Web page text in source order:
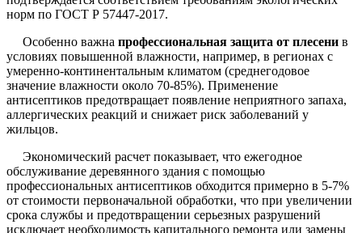
норм по ГОСТ Р 57447-2017.
Особенно важна профессиональная защита от плесени в
условиях повышенной влажности, например, в регионах с
умеренно-континентальным климатом (среднегодовое
значение влажности около 70-85%). Применение
антисептиков предотвращает появление неприятного запаха,
аллергических реакций и снижает риск заболеваний у
жильцов.
Экономический расчет показывает, что ежегодное
обслуживание деревянного здания с помощью
профессиональных антисептиков обходится примерно в 5-7%
от стоимости первоначальной обработки, что при увеличении
срока службы и предотвращении серьезных разрушений
исключает необходимость капитального ремонта или замены